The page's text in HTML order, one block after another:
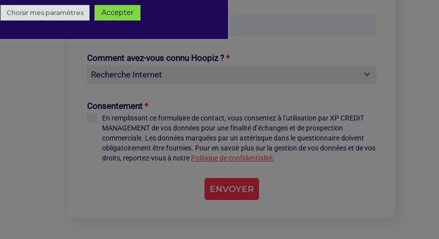
Numéro de téléphone
Comment avez-vous connu Hoopiz ? *
Recherche Internet
Consentement *
En remplissant ce formulaire de contact, vous consentez à l’utilisation par XP CREDIT
MANAGEMENT de vos données pour une finalité d’échanges et de prospection
commerciale. Les données marquées par un astérisque dans le questionnaire doivent
obligatoirement être fournies. Pour en savoir plus sur la gestion de vos données et de vos
droits, reportez-vous à notre Politique de confidentialité.
ENVOYER
Choisir mes paramètres Accepter